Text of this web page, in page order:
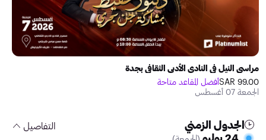
مراسي النيل في النادي الأدبي الثقافي بجدة
99.00 SAR
أفضل المقاعد متاحة
الجمعة 07 أغسطس
الجدول الزمني التفاصيل